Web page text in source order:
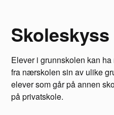
Skoleskyss
Elever i grunnskolen kan
fra nærskolen sin av ulike
elever som går på annen
på privatskole.